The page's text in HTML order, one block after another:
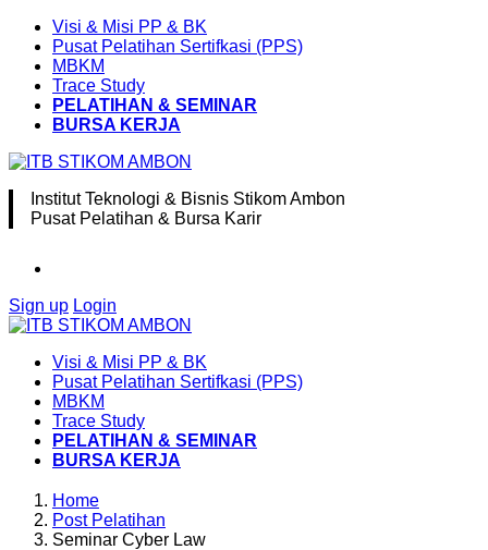
Visi & Misi PP & BK
Pusat Pelatihan Sertifkasi (PPS)
MBKM
Trace Study
PELATIHAN & SEMINAR
BURSA KERJA
Institut Teknologi & Bisnis Stikom Ambon
Pusat Pelatihan & Bursa Karir
Sign up Login
Visi & Misi PP & BK
Pusat Pelatihan Sertifkasi (PPS)
MBKM
Trace Study
PELATIHAN & SEMINAR
BURSA KERJA
Home
Post Pelatihan
Seminar Cyber Law